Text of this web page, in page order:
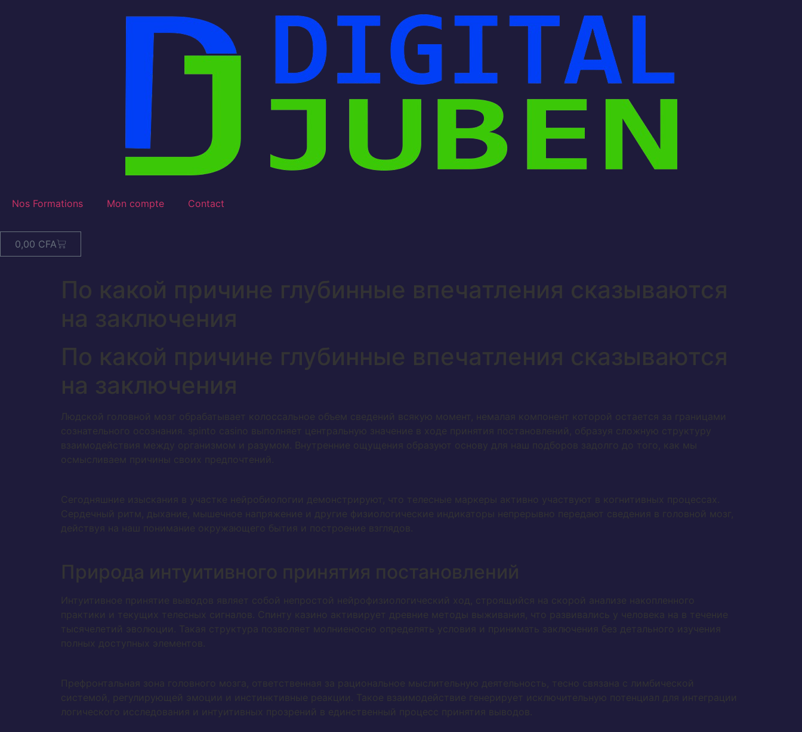
Nos Formations Mon compte Contact
0,00 CFA
По какой причине глубинные впечатления сказываются
на заключения
По какой причине глубинные впечатления сказываются
на заключения
Людской головной мозг обрабатывает колоссальное объем сведений всякую момент, немалая компонент которой остается за границами
сознательного осознания. spinto casino выполняет центральную значение в ходе принятия постановлений, образуя сложную структуру
взаимодействия между организмом и разумом. Внутренние ощущения образуют основу для наш подборов задолго до того, как мы
осмысливаем причины своих предпочтений.
Сегодняшние изыскания в участке нейробиологии демонстрируют, что телесные маркеры активно участвуют в когнитивных процессах.
Сердечный ритм, дыхание, мышечное напряжение и другие физиологические индикаторы непрерывно передают сведения в головной мозг,
действуя на наш понимание окружающего бытия и построение взглядов.
Природа интуитивного принятия постановлений
Интуитивное принятие выводов являет собой непростой нейрофизиологический ход, строящийся на скорой анализе накопленного
практики и текущих телесных сигналов. Спинту казино активирует древние методы выживания, что развивались у человека на в течение
тысячелетий эволюции. Такая структура позволяет молниеносно определять условия и принимать заключения без детального изучения
полных доступных элементов.
Префронтальная зона головного мозга, ответственная за рациональное мыслительную деятельность, тесно связана с лимбической
системой, регулирующей эмоции и инстинктивные реакции. Такое взаимодействие генерирует исключительную потенциал для интеграции
логического исследования и интуитивных прозрений в единственный процесс принятия выводов.